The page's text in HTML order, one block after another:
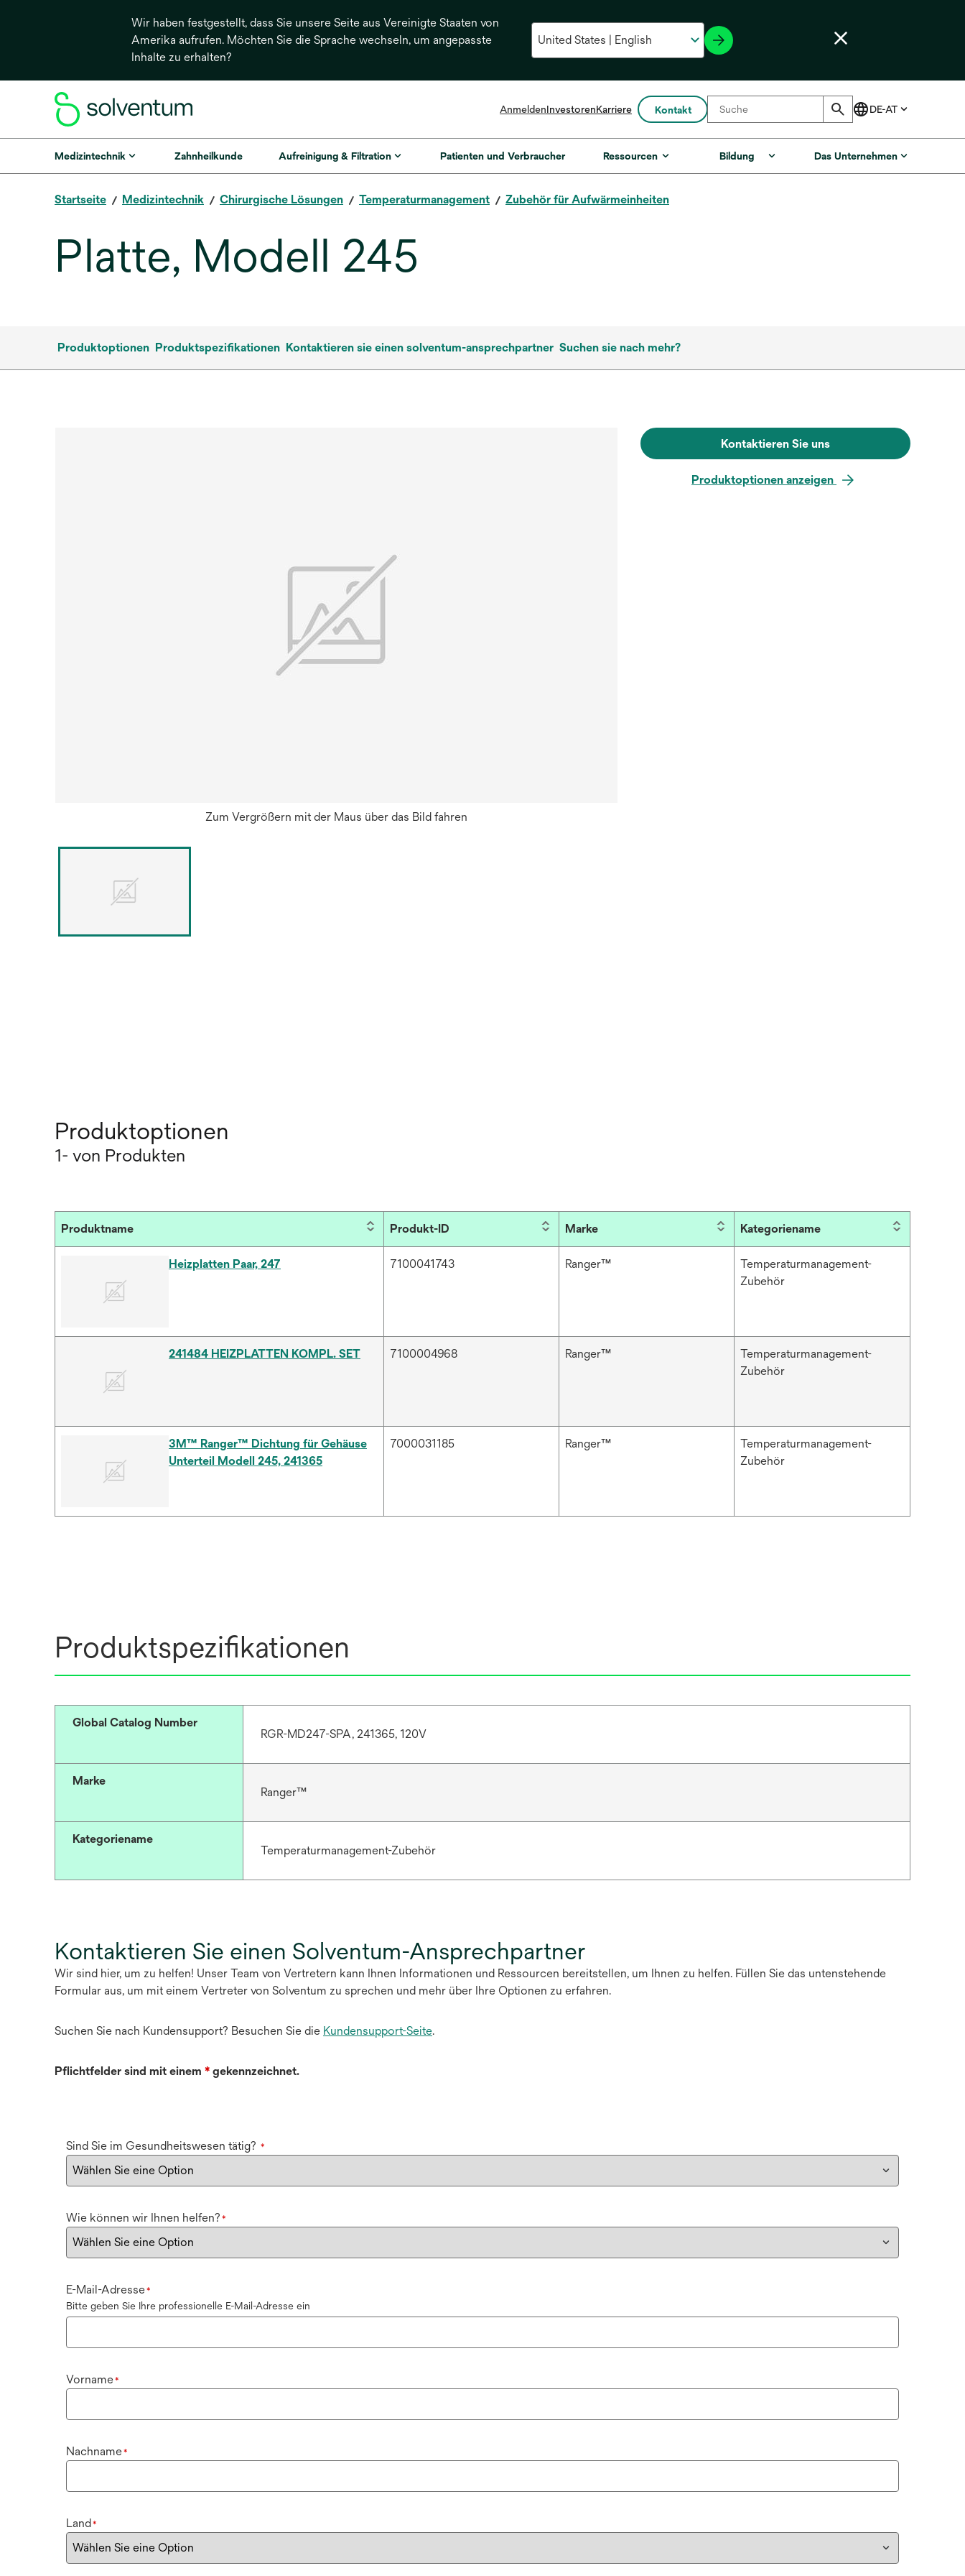
Wir haben festgestellt, dass Sie unsere Seite aus Vereinigte Staaten von
Amerika aufrufen. Möchten Sie die Sprache wechseln, um angepasste
Inhalte zu erhalten?
AnmeldenInvestorenKarriere Kontakt
Medizintechnik Zahnheilkunde Aufreinigung & Filtration Patienten und Verbraucher Ressourcen Bildung Das Unternehmen
Startseite Medizintechnik Chirurgische Lösungen Temperaturmanagement Zubehör für Aufwärmeinheiten
Platte, Modell 245
Produktoptionen Produktspezifikationen Kontaktieren sie einen solventum-ansprechpartner Suchen sie nach mehr?
Zum Vergrößern mit der Maus über das Bild fahren
Kontaktieren Sie uns
Produktoptionen anzeigen
Produktoptionen
1- von Produkten
Produktname Produkt-ID Marke Kategoriename
Heizplatten Paar, 247 7100041743 Ranger™
Temperaturmanagement-
Zubehör
241484 HEIZPLATTEN KOMPL. SET 7100004968 Ranger™
Temperaturmanagement-
Zubehör
3M™ Ranger™ Dichtung für Gehäuse
Unterteil Modell 245, 241365
7000031185 Ranger™
Temperaturmanagement-
Zubehör
Produktspezifikationen
Global Catalog Number
RGR-MD247-SPA, 241365, 120V
Marke
Ranger™
Kategoriename
Temperaturmanagement-Zubehör
Kontaktieren Sie einen Solventum-Ansprechpartner
Wir sind hier, um zu helfen! Unser Team von Vertretern kann Ihnen Informationen und Ressourcen bereitstellen, um Ihnen zu helfen. Füllen Sie das untenstehende
Formular aus, um mit einem Vertreter von Solventum zu sprechen und mehr über Ihre Optionen zu erfahren.
Suchen Sie nach Kundensupport? Besuchen Sie die Kundensupport-Seite.
Pflichtfelder sind mit einem * gekennzeichnet.
Sind Sie im Gesundheitswesen tätig? *
Wie können wir Ihnen helfen? *
E-Mail-Adresse*
Bitte geben Sie Ihre professionelle E-Mail-Adresse ein
Vorname*
Nachname*
Land*